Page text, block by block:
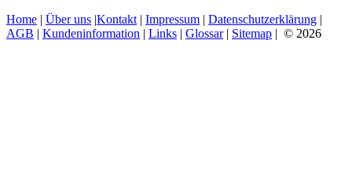
Home | Über uns |Kontakt | Impressum | Datenschutzerklärung |
AGB | Kundeninformation | Links | Glossar| Sitemap | © 2026